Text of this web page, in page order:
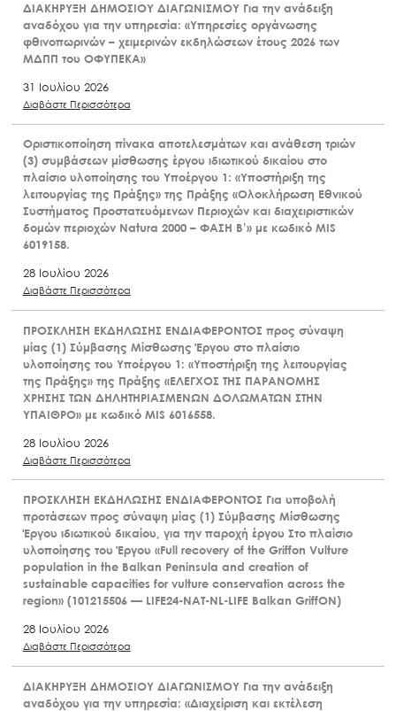
ΔΙΑΚΗΡΥΞΗ ΔΗΜΟΣΙΟΥ ΔΙΑΓΩΝΙΣΜΟΥ Για την ανάδειξη
αναδόχου για την υπηρεσία: «Υπηρεσίες οργάνωσης
φθινοπωρινών – χειμερινών εκδηλώσεων έτους 2026 των
ΜΔΠΠ του ΟΦΥΠΕΚΑ»
31 Ιουλίου 2026
Διαβάστε Περισσότερα
Οριστικοποίηση πίνακα αποτελεσμάτων και ανάθεση τριών
(3) συμβάσεων μίσθωσης έργου ιδιωτικού δικαίου στο
πλαίσιο υλοποίησης του Υποέργου 1: «Υποστήριξη της
λειτουργίας της Πράξης» της Πράξης «Ολοκλήρωση Εθνικού
Συστήματος Προστατευόμενων Περιοχών και διαχειριστικών
δομών περιοχών Natura 2000 – ΦΑΣΗ Β’» με κωδικό MIS
6019158.
28 Ιουλίου 2026
Διαβάστε Περισσότερα
ΠΡΟΣΚΛΗΣΗ ΕΚΔΗΛΩΣΗΣ ΕΝΔΙΑΦΕΡΟΝΤΟΣ προς σύναψη
μίας (1) Σύμβασης Μίσθωσης Έργου στο πλαίσιο
υλοποίησης του Υποέργου 1: «Υποστήριξη της λειτουργίας
της Πράξης» της Πράξης «ΕΛΕΓΧΟΣ ΤΗΣ ΠΑΡΑΝΟΜΗΣ
ΧΡΗΣΗΣ ΤΩΝ ΔΗΛΗΤΗΡΙΑΣΜΕΝΩΝ ΔΟΛΩΜΑΤΩΝ ΣΤΗΝ
ΥΠΑΙΘΡΟ» με κωδικό MIS 6016558.
28 Ιουλίου 2026
Διαβάστε Περισσότερα
ΠΡΟΣΚΛΗΣΗ ΕΚΔΗΛΩΣΗΣ ΕΝΔΙΑΦΕΡΟΝΤΟΣ Για υποβολή
προτάσεων προς σύναψη μίας (1) Σύμβασης Μίσθωσης
Έργου ιδιωτικού δικαίου, για την παροχή έργου Στο πλαίσιο
υλοποίησης του Έργου «Full recovery of the Griffon Vulture
population in the Balkan Peninsula and creation of
sustainable capacities for vulture conservation across the
region» (101215506 — LIFE24-NAT-NL-LIFE Balkan GriffON)
28 Ιουλίου 2026
Διαβάστε Περισσότερα
ΔΙΑΚΗΡΥΞΗ ΔΗΜΟΣΙΟΥ ΔΙΑΓΩΝΙΣΜΟΥ Για την ανάδειξη
αναδόχου για την υπηρεσία: «Διαχείριση και εκτέλεση